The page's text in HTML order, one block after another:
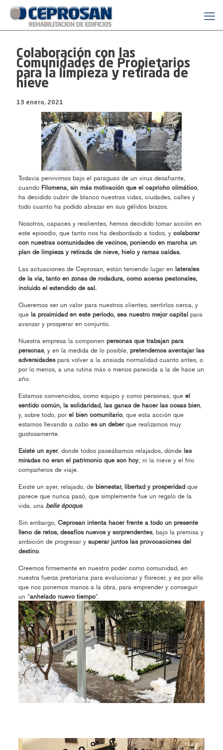
Colaboración con las
Comunidades de Propietarios
para la limpieza y retirada de
nieve
13 enero, 2021
Todavía pervivimos bajo el paraguas de un virus desafiante,
cuando Filomena, sin más motivación que el capricho climático,
ha decidido cubrir de blanco nuestras vidas, ciudades, calles y
todo cuanto ha podido abrazar en sus gélidos brazos.
Nosotros, capaces y resilientes, hemos decidido tomar acción en
este episodio, que tanto nos ha desbordado a todos, y colaborar
con nuestras comunidades de vecinos, poniendo en marcha un
plan de limpieza y retirada de nieve, hielo y ramas caídas.
Las actuaciones de Ceprosan, están teniendo lugar en laterales
de la vía, tanto en zonas de rodadura, como aceras peatonales,
incluido el extendido de sal.
Queremos ser un valor para nuestros clientes, sentirlos cerca, y
que la proximidad en este período, sea nuestro mejor capital para
avanzar y prosperar en conjunto.
Nuestra empresa la componen personas que trabajan para
personas, y en la medida de lo posible, pretendemos aventajar las
adversidadespara volver a la ansiada normalidad cuanto antes, o
por lo menos, a una rutina más o menos parecida a la de hace un
año.
Estamos convencidos, como equipo y como personas, que el
sentido común, la solidaridad, las ganas de hacer las cosas bien,
y, sobre todo, por el bien comunitario, que esta acción que
estamos llevando a cabo es un deberque realizamos muy
gustosamente.
Existe un ayer, donde todos paseábamos relajados, dónde las
miradas no eran el patrimonio que son hoy; ni la nieve y el frío
compañeros de viaje.
Existe un ayer, relajado, de bienestar, libertad y prosperidad que
parece que nunca pasó, que simplemente fue un regalo de la
vida, una belle époque.
Sin embargo, Ceprosan intenta hacer frente a todo un presente
lleno de retos, desafíos nuevos y sorprendentes, bajo la premisa y
ambición de progresar y superar juntos las provocaciones del
destino.
Creemos firmemente en nuestro poder como comunidad, en
nuestra fuerza pretoriana para evolucionar y florecer, y es por ello
que nos ponemos manos a la obra, para emprender y conseguir
un “anhelado nuevo tiempo”.